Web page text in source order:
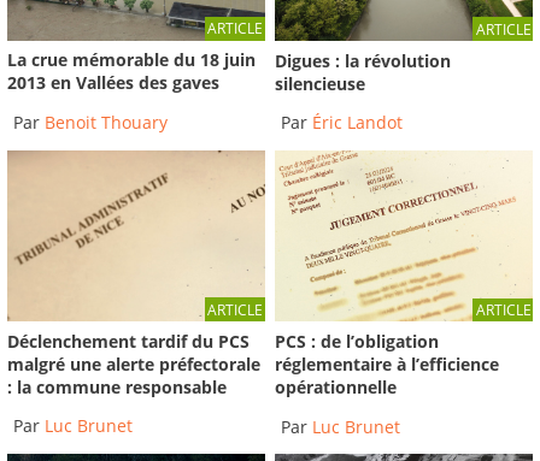
ARTICLE
La crue mémorable du 18 juin
2013 en Vallées des gaves
Par Benoit Thouary
ARTICLE
Digues : la révolution
silencieuse
Par Éric Landot
ARTICLE
Déclenchement tardif du PCS
malgré une alerte préfectorale
: la commune responsable
Par Luc Brunet
ARTICLE
PCS : de l’obligation
réglementaire à l’efficience
opérationnelle
Par Luc Brunet